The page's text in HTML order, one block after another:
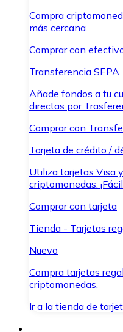
Compra
más cercana.
Comprar con
Transferencia SEPA
Añade fondos a tu
directas por
Comprar con
Tarjeta de crédito /
Utiliza tarjetas Visa
criptomonedas.
Comprar con tarjeta
Tienda - Tarjetas
Nuevo
Compra tarjetas
criptomonedas.
Ir a la tienda de